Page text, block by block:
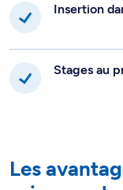
Insertion
Stages au
Les